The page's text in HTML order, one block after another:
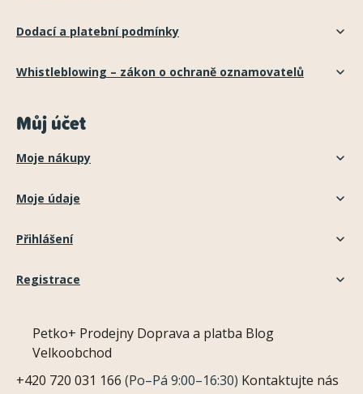
Dodací a platební podmínky
Whistleblowing – zákon o ochraně oznamovatelů
Můj účet
Moje nákupy
Moje údaje
Přihlášení
Registrace
Petko+ Prodejny Doprava a platba Blog
Velkoobchod
+420 720 031 166 (Po–Pá 9:00–16:30) Kontaktujte nás